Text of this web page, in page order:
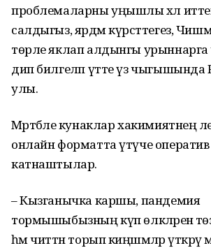
проблемаларны уңышлы хәл
салдыгыз, ярдәм күрсәттегез,
төрле яклап алдынгы
дип билгеләп үтте үз
улы.
Мәртәбәле кунаклар хакимиятнең
онлайн форматта үтүче оператив
катнаштылар.
– Кызганычка каршы, пандемия
тормышыбызның күп өлкәләренә
һәм читтән торып киңәшмәләр